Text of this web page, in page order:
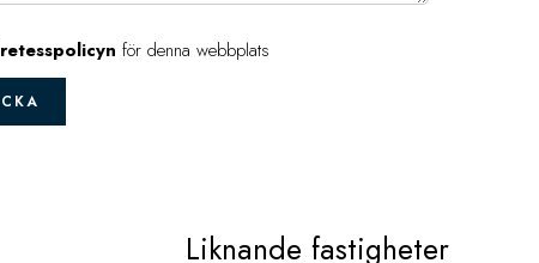
för denna webbplats
Liknande fastigheter